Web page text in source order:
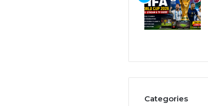
Categories